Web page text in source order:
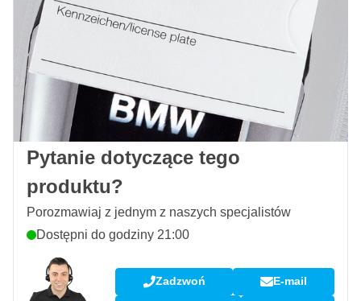
Zamów przed 23:59,
wysyłka dzisiaj
Darmowa dostawa
100 dni
na zwrot i wymianę
Opinie klientów:4,58/5(7 072 recenzji)
Pytanie dotyczące tego
produktu?
Porozmawiaj z jednym z naszych specjalistów
Dostępni do godziny 21:00
Zadzwoń E-mail